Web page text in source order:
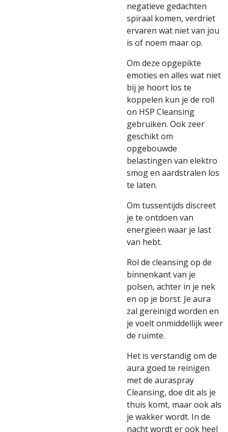
negatieve gedachten
spiraal komen, verdriet
ervaren wat niet van jou
is of noem maar op.
Om deze opgepikte
emoties en alles wat niet
bij je hoort los te
koppelen kun je de roll
on HSP Cleansing
gebruiken. Ook zeer
geschikt om
opgebouwde
belastingen van elektro
smog en aardstralen los
te laten.
Om tussentijds discreet
je te ontdoen van
energieën waar je last
van hebt.
Rol de cleansing op de
binnenkant van je
polsen, achter in je nek
en op je borst. Je aura
zal gereinigd worden en
je voelt onmiddellijk weer
de ruimte.
Het is verstandig om de
aura goed te reinigen
met de auraspray
Cleansing, doe dit als je
thuis komt, maar ook als
je wakker wordt. In de
nacht wordt er ook heel